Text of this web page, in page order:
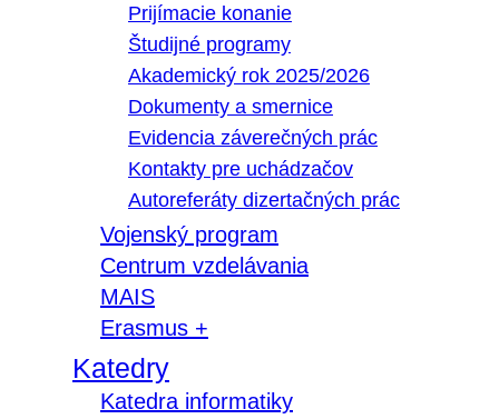
Prijímacie konanie
Študijné programy
Akademický rok 2025/2026
Dokumenty a smernice
Evidencia záverečných prác
Kontakty pre uchádzačov
Autoreferáty dizertačných prác
Vojenský program
Centrum vzdelávania
MAIS
Erasmus +
Katedry
Katedra informatiky